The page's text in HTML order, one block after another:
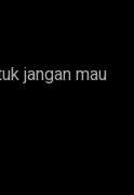
jangan mau